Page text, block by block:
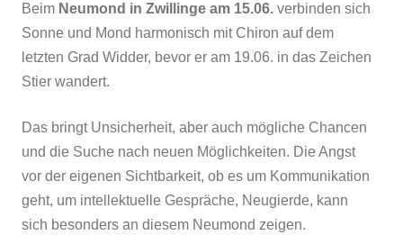
Beim Neumond in Zwillinge am 15.06. verbinden sich
Sonne und Mond harmonisch mit Chiron auf dem
letzten Grad Widder, bevor er am 19.06. in das Zeichen
Stier wandert.
Das bringt Unsicherheit, aber auch mögliche Chancen
und die Suche nach neuen Möglichkeiten. Die Angst
vor der eigenen Sichtbarkeit, ob es um Kommunikation
geht, um intellektuelle Gespräche, Neugierde, kann
sich besonders an diesem Neumond zeigen.